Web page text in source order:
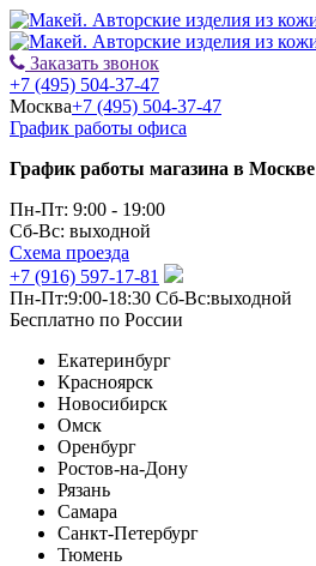
Заказать звонок
+7 (495) 504-37-47
Москва+7 (495) 504-37-47
График работы офиса
График работы магазина в Москве
Пн-Пт: 9:00 - 19:00
Сб-Вс: выходной
Схема проезда
+7 (916) 597-17-81
Пн-Пт:9:00-18:30 Сб-Вс:выходной
Бесплатно по России
Екатеринбург
Красноярск
Новосибирск
Омск
Оренбург
Ростов-на-Дону
Рязань
Самара
Санкт-Петербург
Тюмень